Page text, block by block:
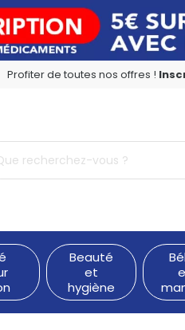
Profiter de toutes nos offres !
en ligne à votre
Beauté
et
hygiène